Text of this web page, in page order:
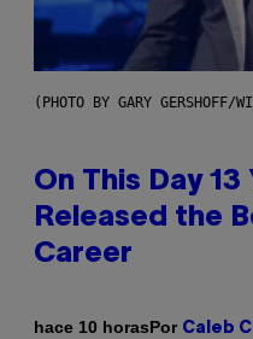
(PHOTO BY GARY GERSHOFF/
On This Day
Released the
Career
hace 10 horasPor Caleb